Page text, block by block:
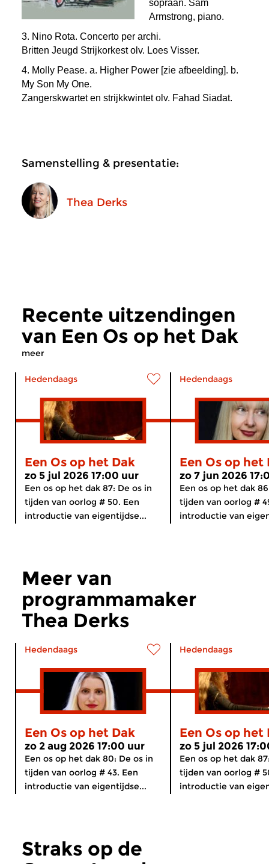
sopraan. Sam
Armstrong, piano.
3. Nino Rota. Concerto per archi.
Britten Jeugd Strijkorkestolv. Loes Visser.
4. Molly Pease. a. Higher Power [zie afbeelding]. b.
My Son My One.
Zangerskwartet en strijkkwintetolv. Fahad Siadat.
Samenstelling & presentatie:
Thea Derks
Recente uitzendingen
van Een Os op het Dak
meer
Hedendaags
Een Os op het Dak
zo 5 jul 2026 17:00 uur
Een os op het dak 87: De os in
tijden van oorlog # 50. Een
introductie van eigentijdse...
Hedendaags
Een Os op het
zo 7 jun 2026
Een os op het dak
tijden van oorlog #
introductie van
Meer van
programmamaker
Thea Derks
Hedendaags
Een Os op het Dak
zo 2 aug 2026 17:00 uur
Een os op het dak 80: De os in
tijden van oorlog # 43. Een
introductie van eigentijdse...
Hedendaags
Een Os op het
zo 5 jul 2026
Een os op het dak
tijden van oorlog #
introductie van
Straks op de